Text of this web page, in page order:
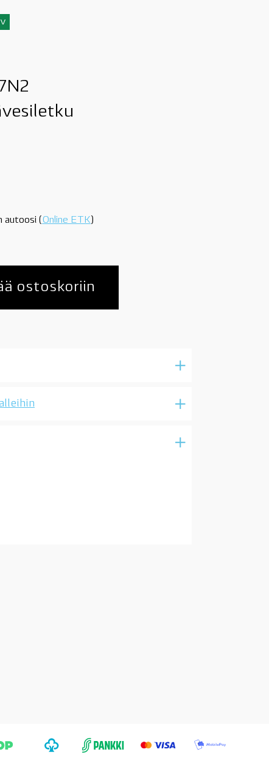
autoosi (Online ETK)
ostoskoriin